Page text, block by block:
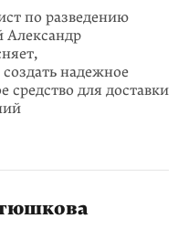
по разведению
Александр
надежное
средство для доставки